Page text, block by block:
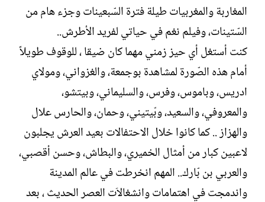
المغاربة والمغربيات طيلة فترة السّبعينات وجزء هام من
السّتينات، وفيلم نغم في حياتي لفريد الأطرش..
كنت أستغل أي حيز زمني مهما كان ضيقا ، للوقوف طويلاً
أمام هذه الصّورة لمشاهدة بوجمعة، والغزواني، ومولاي
ادريس، وباموس، وفرس، والسليماني، وبيتشو،
والمعروفي، والسعيد، وبّيتيني، وحمان، والحارس علال
والهزاز .. كما كانوا خلال الاحتفالات بعيد العرش يجلبون
لاعبين كبار من أمثال الخميري، والبطاش، وحسن أقصبي،
والعربي بن بّارك.. المهم انخرطت في عالم المدينة
واندمجت في اهتمامات وانشغالاَت العصر الحديث ، بعد